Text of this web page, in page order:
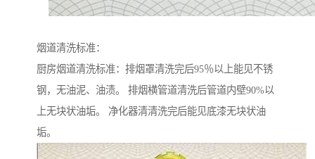
烟道清洗标准：
厨房烟道清洗标准：排烟罩清洗完后95％以上能见不锈
钢，无油泥、油渍。 排烟横管道清洗后管道内壁90%以
上无块状油垢。 净化器清清洗完后能见底漆无块状油
垢。